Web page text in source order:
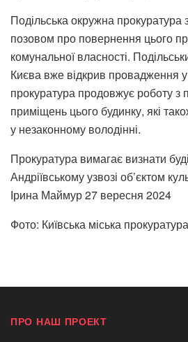
Подільська окружна прокуратура
позовом про повернення цього
комунальної власності.
Києва вже відкрив провадження
прокуратура продовжує роботу з
приміщень цього будинку, які
у незаконному володінні.
Прокуратура вимагає визнати
Андріївському узвозі об’єктом
Ірина Маймур27 вересня 2024
Фото: Київська міська прокуратура
ПРО НАШ ПРОЕКТ